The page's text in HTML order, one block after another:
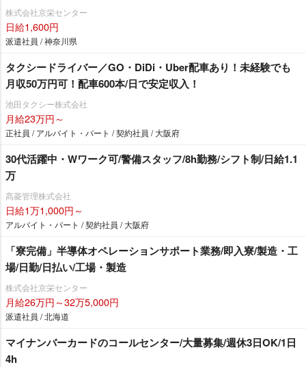
株式会社京栄センター
日給1,600円
派遣社員 / 神奈川県
タクシードライバー／GO・DiDi・Uber配車あり！未経験でも
月収50万円可！配車600本/日で安定収入！
池田タクシー株式会社
月給23万円～
正社員 / アルバイト・パート / 契約社員 / 大阪府
30代活躍中・Wワーク可/警備スタッフ/8h勤務/シフト制/日給1.1
万
髙菱管理株式会社
日給1万1,000円～
アルバイト・パート / 契約社員 / 大阪府
「寮完備」半導体オペレーションサポート業務/即入寮/製造・工
場/日勤/日払い/工場・製造
株式会社京栄センター
月給26万円～32万5,000円
派遣社員 / 北海道
マイナンバーカードのコールセンター/大量募集/週休3日OK/1日
4h